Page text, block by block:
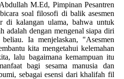
M.Ed, Pimpinan Pesantren
soal filosofi di balik asesmen
di kalangan ulama, bahwa untuk
adalah dengan mengenal siapa diri
Ia menjelaskan, "Asesmen
kita mengetahui kelemahan
lalu bagaimana kemampuan itu
bagi sesama manusia dan
sebagai esensi dari khalifah fil